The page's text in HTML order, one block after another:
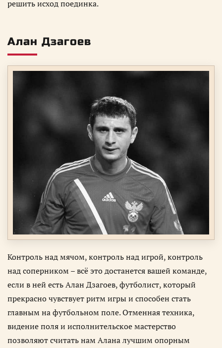
решить исход поединка.
Алан Дзагоев
Контроль над мячом, контроль над игрой, контроль
над соперником – всё это достанется вашей команде,
если в ней есть Алан Дзагоев, футболист, который
прекрасно чувствует ритм игры и способен стать
главным на футбольном поле. Отменная техника,
видение поля и исполнительское мастерство
позволяют считать нам Алана лучшим опорным